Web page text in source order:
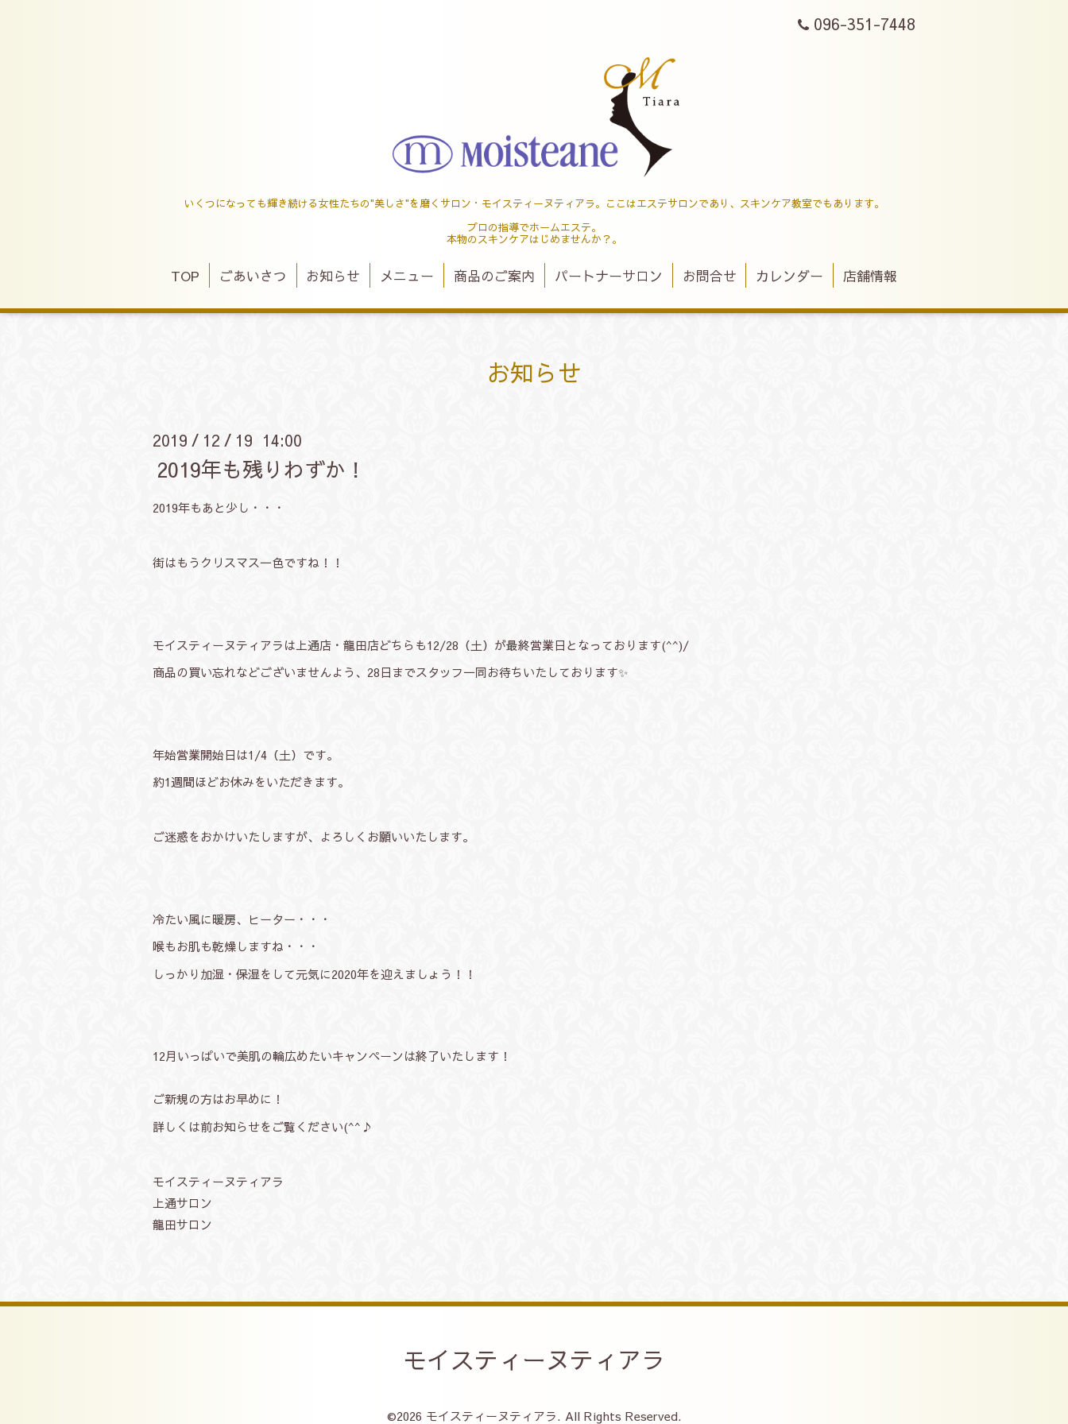
096-351-7448
いくつになっても輝き続ける女性たちの"美しさ"を磨くサロン・モイスティーヌティアラ。ここはエステサロンであり、スキンケア教室でもあります。
プロの指導でホームエステ。
本物のスキンケアはじめませんか？。
TOP ごあいさつ お知らせ メニュー 商品のご案内 パートナーサロン お問合せ カレンダー 店舗情報
お知らせ
2019 / 12 / 19 14:00
2019年も残りわずか！
2019年もあと少し・・・
街はもうクリスマス一色ですね！！
モイスティーヌティアラは上通店・龍田店どちらも12/28（土）が最終営業日となっております(^^)/
商品の買い忘れなどございませんよう、28日までスタッフ一同お待ちいたしております✨
年始営業開始日は1/4（土）です。
約1週間ほどお休みをいただきます。
ご迷惑をおかけいたしますが、よろしくお願いいたします。
冷たい風に暖房、ヒーター・・・
喉もお肌も乾燥しますね・・・
しっかり加湿・保湿をして元気に2020年を迎えましょう！！
12月いっぱいで美肌の輪広めたいキャンペーンは終了いたします！
ご新規の方はお早めに！
詳しくは前お知らせをご覧ください(^^♪
モイスティーヌティアラ
上通サロン
龍田サロン
モイスティーヌティアラ
©2026 モイスティーヌティアラ. All Rights Reserved.